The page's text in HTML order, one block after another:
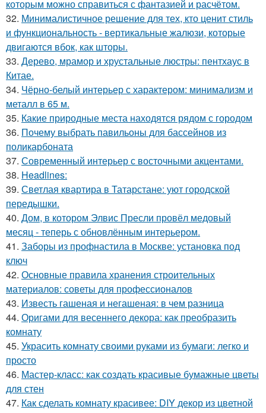
которым можно справиться с фантазией и расчётом.
32. Минималистичное решение для тех, кто ценит стиль
и функциональность - вертикальные жалюзи, которые
двигаются вбок, как шторы.
33. Дерево, мрамор и хрустальные люстры: пентхаус в
Китае.
34. Чёрно-белый интерьер с характером: минимализм и
металл в 65 м.
35. Какие природные места находятся рядом с городом
36. Почему выбрать павильоны для бассейнов из
поликарбоната
37. Современный интерьер с восточными акцентами.
38. Headlines:
39. Светлая квартира в Татарстане: уют городской
передышки.
40. Дом, в котором Элвис Пресли провёл медовый
месяц - теперь с обновлённым интерьером.
41. Заборы из профнастила в Москве: установка под
ключ
42. Основные правила хранения строительных
материалов: советы для профессионалов
43. Известь гашеная и негашеная: в чем разница
44. Оригами для весеннего декора: как преобразить
комнату
45. Украсить комнату своими руками из бумаги: легко и
просто
46. Мастер-класс: как создать красивые бумажные цветы
для стен
47. Как сделать комнату красивее: DIY декор из цветной